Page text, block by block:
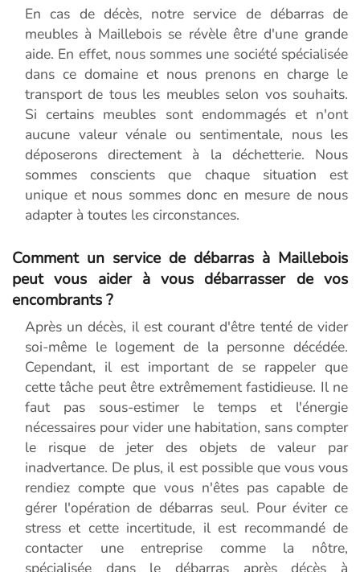
En cas de décès, notre service de débarras de
meubles à Maillebois se révèle être d'une grande
aide. En effet, nous sommes une société spécialisée
dans ce domaine et nous prenons en charge le
transport de tous les meubles selon vos souhaits.
Si certains meubles sont endommagés et n'ont
aucune valeur vénale ou sentimentale, nous les
déposerons directement à la déchetterie. Nous
sommes conscients que chaque situation est
unique et nous sommes donc en mesure de nous
adapter à toutes les circonstances.
Comment un service de débarras à Maillebois
peut vous aider à vous débarrasser de vos
encombrants ?
Après un décès, il est courant d'être tenté de vider
soi-même le logement de la personne décédée.
Cependant, il est important de se rappeler que
cette tâche peut être extrêmement fastidieuse. Il ne
faut pas sous-estimer le temps et l'énergie
nécessaires pour vider une habitation, sans compter
le risque de jeter des objets de valeur par
inadvertance. De plus, il est possible que vous vous
rendiez compte que vous n'êtes pas capable de
gérer l'opération de débarras seul. Pour éviter ce
stress et cette incertitude, il est recommandé de
contacter une entreprise comme la nôtre,